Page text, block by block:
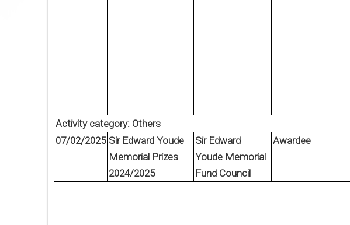
Activity category: Others
07/02/2025 Sir Edward Youde
Memorial Prizes
2024/2025
Sir Edward
Youde Memorial
Fund Council
Awardee